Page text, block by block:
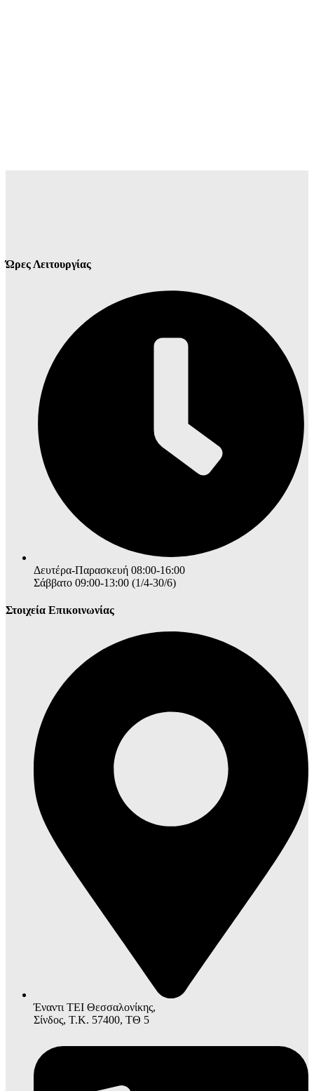
Ώρες Λειτουργίας
Δευτέρα-Παρασκευή 08:00-16:00
Σάββατο 09:00-13:00 (1/4-30/6)
Στοιχεία Επικοινωνίας
Έναντι ΤΕΙ Θεσσαλονίκης,
Σίνδος, Τ.Κ. 57400, ΤΘ 5